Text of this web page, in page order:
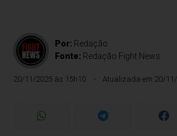
Por: Redação
Fonte: Redação Fight News
20/11/2025 às 15h10 Atualizada em 20/